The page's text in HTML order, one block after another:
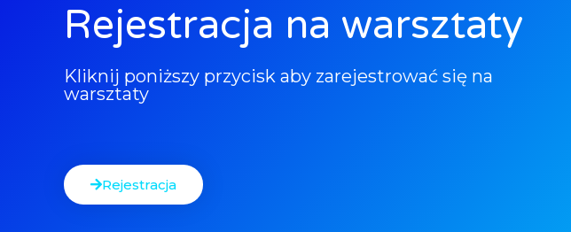
Rejestracja na warsztaty
Kliknij poniższy przycisk aby zarejestrować się na
warsztaty
Rejestracja